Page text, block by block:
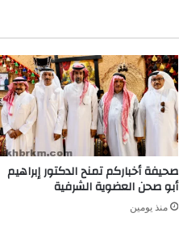
صحيفة أخباركم تمنح الدكتور إبراهيم
أبو صحن العضوية الشرفية
منذ يومين